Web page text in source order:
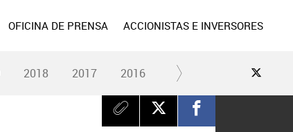
OFICINA DE PRENSA ACCIONISTAS E INVERSORES
2018 2017 2016 2015